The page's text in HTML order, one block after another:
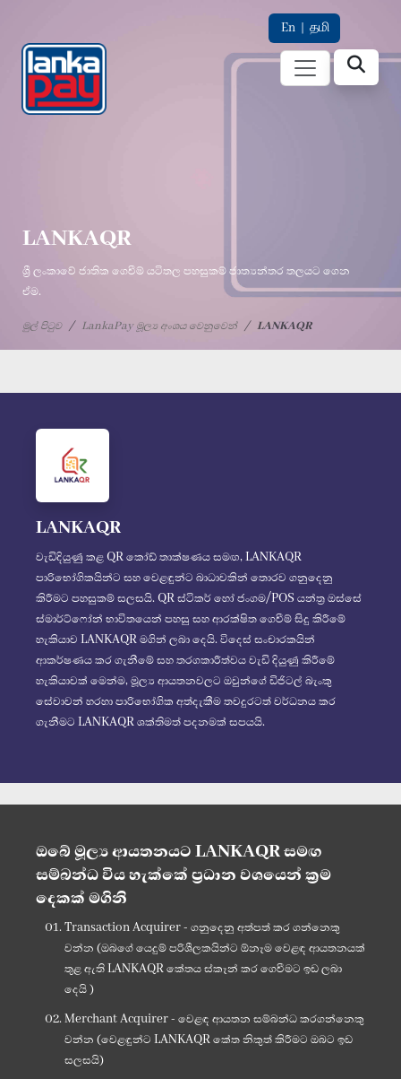
En | தமி
LANKAQR
ශ්‍රී ලංකාවේ ජාතික ගෙවීම් යටිතල පහසුකම් ජාත්‍යන්තර තලයට ගෙන
ඒම.
මුල් පිටුව LankaPay මූල්‍ය අංශය වෙනුවෙන් LANKAQR
LANKAQR
වැඩිදියුණු කළ QR කෝඩ් තාක්ෂණය සමඟ, LANKAQR
පාරිභෝගිකයින්ට සහ වෙළඳුන්ට බාධාවකින් තොරව ගනුදෙනු
කිරීමට පහසුකම් සලසයි. QR ස්ටිකර් හෝ ජංගම/POS යන්ත්‍ර ඔස්සේ
ස්මාර්ට්ෆෝන් භාවිතයෙන් පහසු සහ ආරක්ෂිත ගෙවීම් සිදු කිරීමේ
හැකියාව LANKAQR මගින් ලබා දෙයි. විදෙස් සංචාරකයින්
ආකර්ෂණය කර ගැනීමේ සහ තරගකාරීත්වය වැඩි දියුණු කිරීමේ
හැකියාවක් මෙන්ම, මූල්‍ය ආයතනවලට ඔවුන්ගේ ඩිජිටල් බැංකු
සේවාවන් හරහා පාරිභෝගික අත්දැකීම තවදුරටත් වර්ධනය කර
ගැනීමට LANKAQR ශක්තිමත් පදනමක් සපයයි.
ඔබේ මූල්‍ය ආයතනයට LANKAQR සමඟ
සම්බන්ධ විය හැක්කේ ප්‍රධාන වශයෙන් ක්‍රම
දෙකක් මගිනි
Transaction Acquirer - ගනුදෙනු අත්පත් කර ගන්නෙකු
වන්න (ඔබගේ යෙදුම් පරිශීලකයින්ට ඕනෑම වෙළඳ ආයතනයක්
තුළ ඇති LANKAQR කේතය ස්කෑන් කර ගෙවීමට ඉඩ ලබා
දෙයි )
Merchant Acquirer - වෙළඳ ආයතන සම්බන්ධ කරගන්නෙකු
වන්න (වෙළඳුන්ට LANKAQR කේත නිකුත් කිරීමට ඔබට ඉඩ
සලසයි)